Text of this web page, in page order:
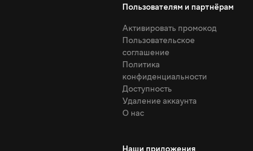
Пользователям и партнёрам
Активировать промокод
Пользовательское
соглашение
Политика
конфиденциальности
Доступность
Удаление аккаунта
О нас